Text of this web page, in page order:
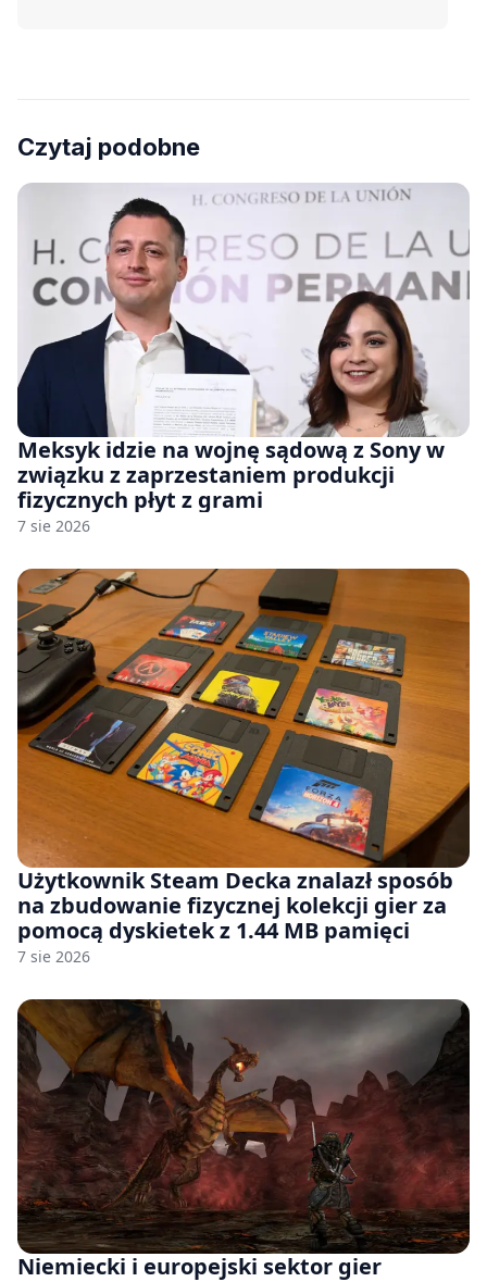
Czytaj podobne
Meksyk idzie na wojnę sądową z Sony w
związku z zaprzestaniem produkcji
fizycznych płyt z grami
7 sie 2026
Użytkownik Steam Decka znalazł sposób
na zbudowanie fizycznej kolekcji gier za
pomocą dyskietek z 1.44 MB pamięci
7 sie 2026
Niemiecki i europejski sektor gier